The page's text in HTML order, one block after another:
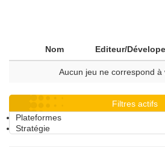
Nom Editeur/
Aucun jeu ne correspond à
Filtres actifs
Plateformes
Stratégie